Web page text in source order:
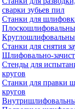
сварки зубьев пил
Станки для
Станки для снятия
Шлифовально-
Стенды для
кругов
Станки для правки
кругов